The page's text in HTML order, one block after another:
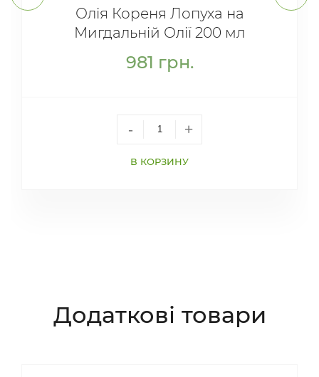
Олія Кореня Лопуха на
Мигдальній Олії 200 мл
981 грн.
- +
В КОРЗИНУ
Додаткові товари